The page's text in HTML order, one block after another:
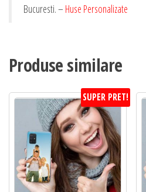
Bucuresti. – Huse Personalizate
Produse similare
SUPER PRET!